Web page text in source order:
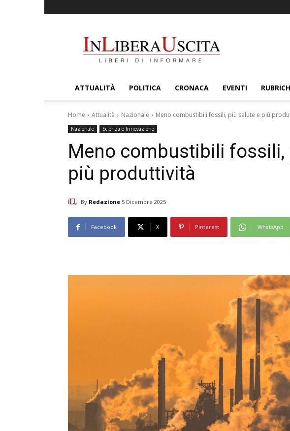
ATTUALITÀ POLITICA CRONACA EVENTI
Home Attualità Nazionale Meno combustibili fossili, più salute e più
Nazionale Scienza e Innovazione
Meno combustibili fossili,
più produttività
By Redazione 5 Dicembre 2025
Facebook X Pinterest WhatsApp